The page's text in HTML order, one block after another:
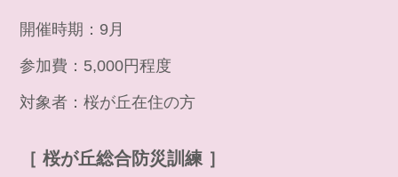
開催時期：9月
参加費：5,000円程度
対象者：桜が丘在住の方
［ 桜が丘総合防災訓練 ］